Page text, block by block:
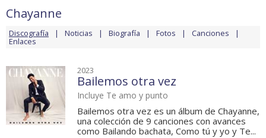
Chayanne
Discografía Noticias Biografía Fotos Canciones
Enlaces
2023
Bailemos otra vez
Incluye Te amo y punto
Bailemos otra vez es un álbum de Chayanne,
una colección de 9 canciones con avances
como Bailando bachata, Como tú y yo y Te...